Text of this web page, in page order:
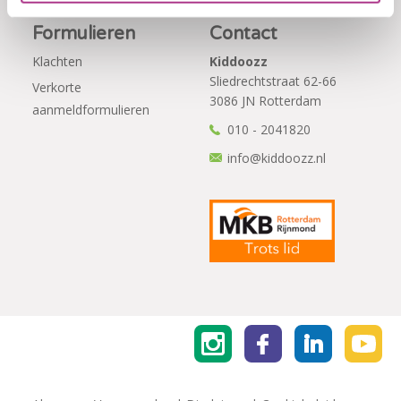
Formulieren
Klachten
Verkorte
aanmeldformulieren
Contact
Kiddoozz
Sliedrechtstraat 62-66
3086 JN Rotterdam
010 - 2041820
info@kiddoozz.nl